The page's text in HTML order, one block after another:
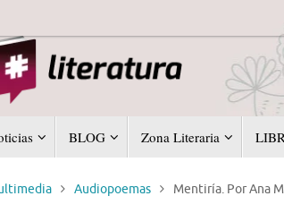
BLOG Zona Literaria
Audiopoemas Mentiría. Por Ana